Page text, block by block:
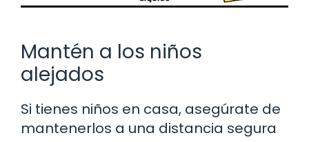
Mantén a los niños
alejados
Si tienes niños en casa, asegúrate de
mantenerlos a una distancia segura